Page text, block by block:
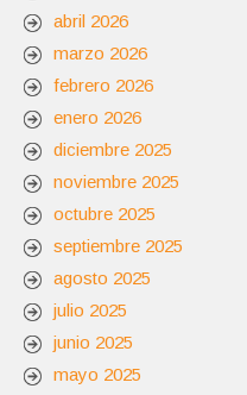
abril 2026
marzo 2026
febrero 2026
enero 2026
diciembre 2025
noviembre 2025
octubre 2025
septiembre 2025
agosto 2025
julio 2025
junio 2025
mayo 2025